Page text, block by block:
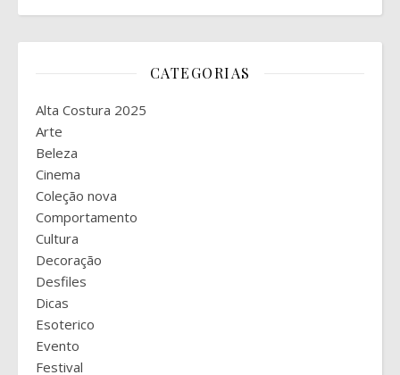
CATEGORIAS
Alta Costura 2025
Arte
Beleza
Cinema
Coleção nova
Comportamento
Cultura
Decoração
Desfiles
Dicas
Esoterico
Evento
Festival